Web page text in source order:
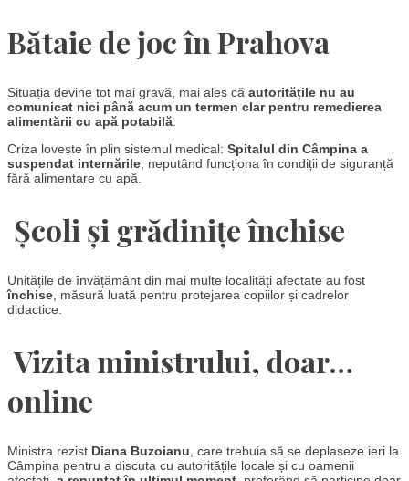
Bătaie de joc în Prahova
Situația devine tot mai gravă, mai ales că autoritățile nu au
comunicat nici până acum un termen clar pentru remedierea
alimentării cu apă potabilă
Criza lovește în plin sistemul medical: Spitalul din Câmpina a
suspendat internările , neputând funcționa în condiții de siguranță
fără alimentare cu apă.
Școli și grădinițe închise
Unitățile de învățământ din mai multe localități afectate au fost
închise, măsură luată pentru protejarea copiilor și cadrelor
didactice.
Vizita ministrului, doar…
online
Ministra rezist Diana Buzoianu, care trebuia să se deplaseze ieri la
Câmpina pentru a discuta cu autoritățile locale și cu oamenii